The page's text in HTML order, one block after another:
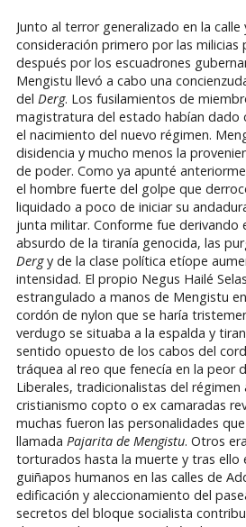
Junto al terror generalizado en la
consideración primero por las milicias
después por los escuadrones
Mengistu llevó a cabo una
del Derg. Los fusilamientos de
magistratura del estado habían dado
el nacimiento del nuevo régimen.
disidencia y mucho menos la
de poder. Como ya apunté
el hombre fuerte del golpe que
liquidado a poco de iniciar su
junta militar. Conforme fue derivando
absurdo de la tiranía genocida, las
Dergy de la clase política etíope
intensidad. El propio Negus Hailé
estrangulado a manos de Mengistu
cordón de nylon que se haría
verdugo se situaba a la espalda y
sentido opuesto de los cabos del
tráquea al reo que fenecía en la peor
Liberales, tradicionalistas del régimen
cristianismo copto o ex camaradas
muchas fueron las personalidades
llamada Pajarita de Mengistu. Otros
torturados hasta la muerte y tras ello
guiñapos humanos en las calles de
edificación y aleccionamiento del
secretos del bloque socialista